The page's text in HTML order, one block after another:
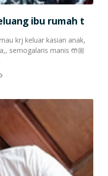
& PPOB
ibu rumah t
krj keluar kasian anak,
semogalaris manis 🤲🏼